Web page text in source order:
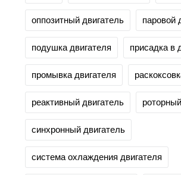
оппозитный двигатель паровой
подушка двигателя присадка в
промывка двигателя
реактивный двигатель
синхронный двигатель
система охлаждения двигателя